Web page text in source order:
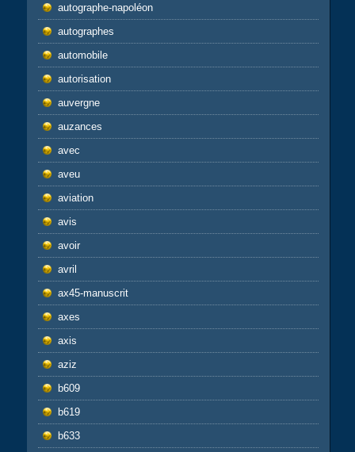
autographe-napoléon
autographes
automobile
autorisation
auvergne
auzances
avec
aveu
aviation
avis
avoir
avril
ax45-manuscrit
axes
axis
aziz
b609
b619
b633